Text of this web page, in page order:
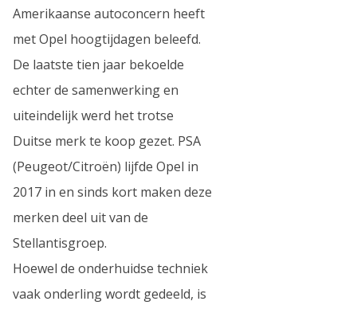
Amerikaanse autoconcern heeft
met Opel hoogtijdagen beleefd.
De laatste tien jaar bekoelde
echter de samenwerking en
uiteindelijk werd het trotse
Duitse merk te koop gezet. PSA
(Peugeot/Citroën) lijfde Opel in
2017 in en sinds kort maken deze
merken deel uit van de
Stellantisgroep.
Hoewel de onderhuidse techniek
vaak onderling wordt gedeeld, is